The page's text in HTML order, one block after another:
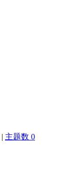
| 主题数 0